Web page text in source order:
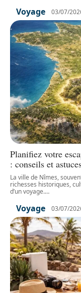
Voyage 03/07/
Planifiez votre
: conseils et
La ville de Nîmes,
richesses historiques,
d’un voyage.…
Voyage 03/07/